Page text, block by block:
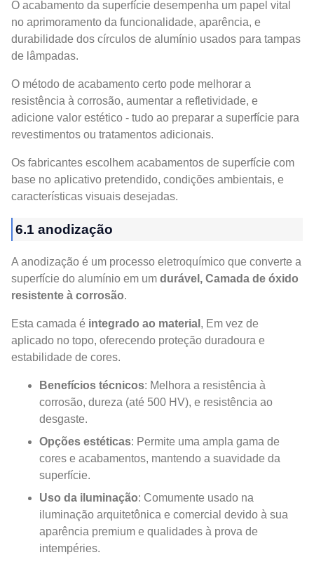
O acabamento da superfície desempenha um papel vital
no aprimoramento da funcionalidade, aparência, e
durabilidade dos círculos de alumínio usados ​​para tampas
de lâmpadas.
O método de acabamento certo pode melhorar a
resistência à corrosão, aumentar a refletividade, e
adicione valor estético - tudo ao preparar a superfície para
revestimentos ou tratamentos adicionais.
Os fabricantes escolhem acabamentos de superfície com
base no aplicativo pretendido, condições ambientais, e
características visuais desejadas.
6.1 anodização
A anodização é um processo eletroquímico que converte a
superfície do alumínio em um durável, Camada de óxido
resistente à corrosão.
Esta camada é integrado ao material , Em vez de
aplicado no topo, oferecendo proteção duradoura e
estabilidade de cores.
Benefícios técnicos: Melhora a resistência à
corrosão, dureza (até 500 HV), e resistência ao
desgaste.
Opções estéticas: Permite uma ampla gama de
cores e acabamentos, mantendo a suavidade da
superfície.
Uso da iluminação: Comumente usado na
iluminação arquitetônica e comercial devido à sua
aparência premium e qualidades à prova de
intempéries.